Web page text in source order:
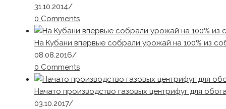
31.10.2014/
0 Comments
На Кубани впервые собрали урожай на 100% из
08.08.2016/
0 Comments
Начато производство газовых центрифуг для
03.10.2017/